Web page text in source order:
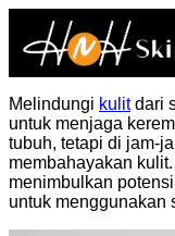
Melindungi kulitdari
untuk menjaga
tubuh, tetapi di jam-
membahayakan
menimbulkan
untuk menggunakan